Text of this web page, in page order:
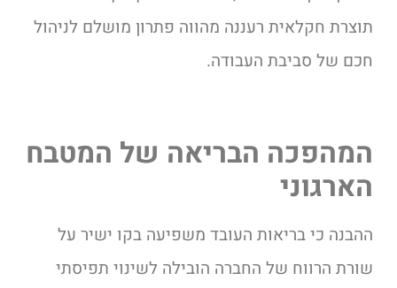
תוצרת חקלאית רעננה מהווה פתרון מושלם לניהול
חכם של סביבת העבודה.
המהפכה הבריאה של המטבח
הארגוני
ההבנה כי בריאות העובד משפיעה בקו ישיר על
שורת הרווח של החברה הובילה לשינוי תפיסתי